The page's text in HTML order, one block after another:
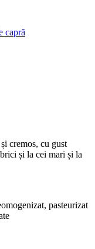
capră
cremos, cu gust
și la cei mari și la
pasteurizat